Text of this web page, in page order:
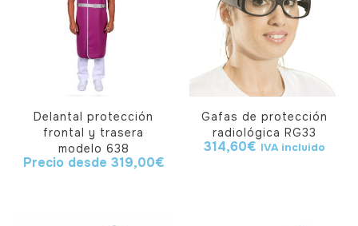
Delantal protección
frontal y trasera
modelo 638
Precio desde 319,00€
Gafas de protección
radiológica RG33
314,60€ IVA incluido